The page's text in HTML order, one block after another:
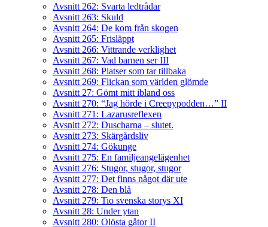
Avsnitt 262: Svarta ledtrådar
Avsnitt 263: Skuld
Avsnitt 264: De kom från skogen
Avsnitt 265: Frisläppt
Avsnitt 266: Vittrande verklighet
Avsnitt 267: Vad barnen ser III
Avsnitt 268: Platser som tar tillbaka
Avsnitt 269: Flickan som världen glömde
Avsnitt 27: Gömt mitt ibland oss
Avsnitt 270: “Jag hörde i Creepypodden…” II
Avsnitt 271: Lazarusreflexen
Avsnitt 272: Duscharna – slutet.
Avsnitt 273: Skärgårdsliv
Avsnitt 274: Gökunge
Avsnitt 275: En familjeangelägenhet
Avsnitt 276: Stugor, stugor, stugor
Avsnitt 277: Det finns något där ute
Avsnitt 278: Den blå
Avsnitt 279: Tio svenska storys XI
Avsnitt 28: Under ytan
Avsnitt 280: Olösta gåtor II